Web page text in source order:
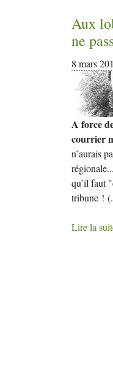
Aux
ne
8 mars
A force
courrier
n’aurais
qu’il faut
tribune !
Lire la